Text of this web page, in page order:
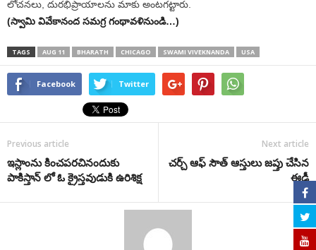
లోచనలు, దురభిప్రాయాలను మాకు అంటగట్టారు.
(స్వామి వివేకానంద సమగ్ర గంథావళినుండి…)
TAGS AUG 11 BHARATH CHICAGO SWAMI VIVEKNANDA USA
Facebook Twitter
Previous article
ఇస్లాంను కించపరచినందుకు
పాకిస్తాన్ లో ఓ క్రైస్తవుడుకి ఉరిశిక్ష
Next article
చర్చ్ ఆఫ్ సౌత్ ఆస్తులు జప్తు చేసిన
ఈడీ